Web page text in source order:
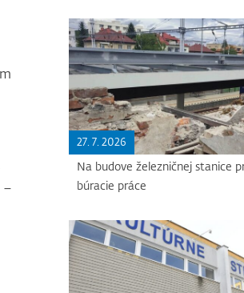
–
27. 7. 2026
Na budove železničnej stanice
búracie práce